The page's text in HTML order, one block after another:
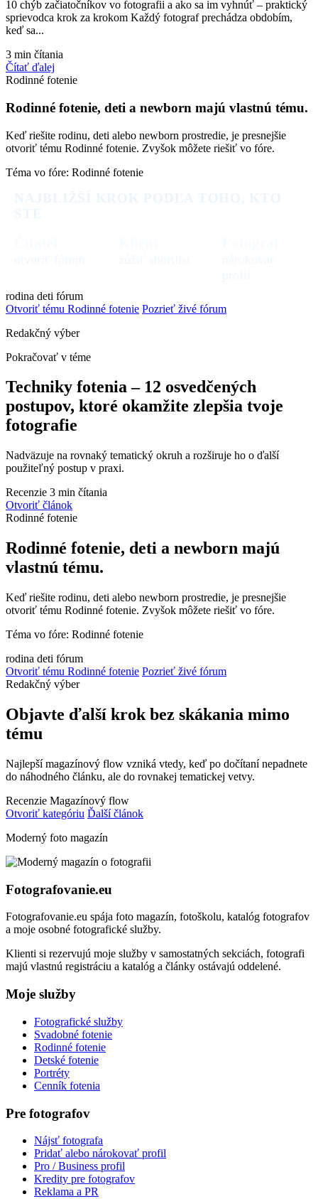
10 chýb začiatočníkov vo fotografii a ako sa im vyhnúť – praktický
sprievodca krok za krokom Každý fotograf prechádza obdobím,
keď sa...
3 min čítania
Čítať ďalej
Rodinné fotenie
Rodinné fotenie, deti a newborn majú vlastnú tému.
Keď riešite rodinu, deti alebo newborn prostredie, je presnejšie
otvoriť tému Rodinné fotenie. Zvyšok môžete riešiť vo fóre.
Téma vo fóre: Rodinné fotenie
rodina deti fórum
Otvoriť tému Rodinné fotenie Pozrieť živé fórum
Redakčný výber
Pokračovať v téme
Techniky fotenia – 12 osvedčených
postupov, ktoré okamžite zlepšia tvoje
fotografie
Nadväzuje na rovnaký tematický okruh a rozširuje ho o ďalší
použiteľný postup v praxi.
Recenzie 3 min čítania
Otvoriť článok
Rodinné fotenie
Rodinné fotenie, deti a newborn majú
vlastnú tému.
Keď riešite rodinu, deti alebo newborn prostredie, je presnejšie
otvoriť tému Rodinné fotenie. Zvyšok môžete riešiť vo fóre.
Téma vo fóre: Rodinné fotenie
rodina deti fórum
Otvoriť tému Rodinné fotenie Pozrieť živé fórum
Redakčný výber
Objavte ďalší krok bez skákania mimo
tému
Najlepší magazínový flow vzniká vtedy, keď po dočítaní nepadnete
do náhodného článku, ale do rovnakej tematickej vetvy.
Recenzie Magazínový flow
Otvoriť kategóriu Ďalší článok
Moderný foto magazín
Fotografovanie.eu
Fotografovanie.eu spája foto magazín, fotoškolu, katalóg fotografov
a moje osobné fotografické služby.
Klienti si rezervujú moje služby v samostatných sekciách, fotografi
majú vlastnú registráciu a katalóg a články ostávajú oddelené.
Moje služby
Fotografické služby
Svadobné fotenie
Rodinné fotenie
Detské fotenie
Portréty
Cenník fotenia
Pre fotografov
Nájsť fotografa
Pridať alebo nárokovať profil
Pro / Business profil
Kredity pre fotografov
Reklama a PR